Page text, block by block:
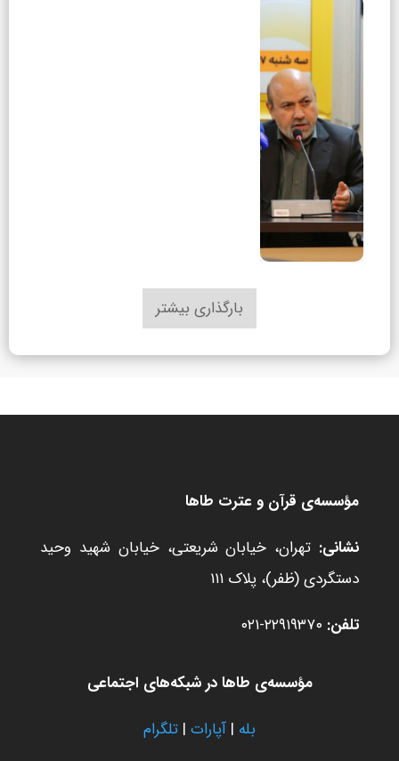
بارگذاری بیشتر
مؤسسه‌ی قرآن و عترت طاها
نشانی: تهران، خیابان شریعتی، خیابان شهید وحید
دستگردی (ظفر)، پلاک ۱۱۱
تلفن:
مؤسسه‌ی طاها در شبکه‌های اجتماعی
بله | آپارات | تلگرام